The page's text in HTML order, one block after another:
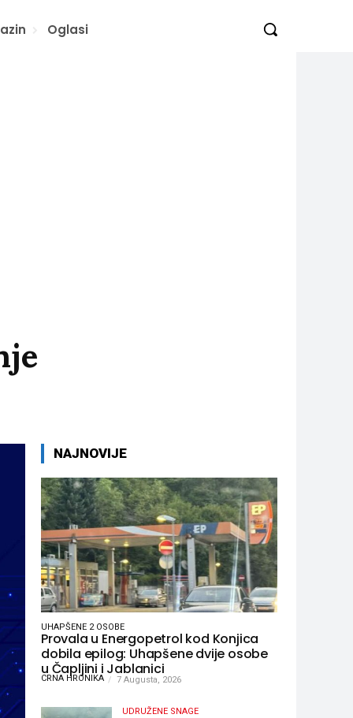
Oglasi
NAJNOVIJE
UHAPŠENE 2 OSOBE
Provala u Energopetrol kod Konjica
dobila epilog: Uhapšene dvije osobe
u Čapljini i Jablanici
CRNA HRONIKA 7 Augusta, 2026
UDRUŽENE SNAGE